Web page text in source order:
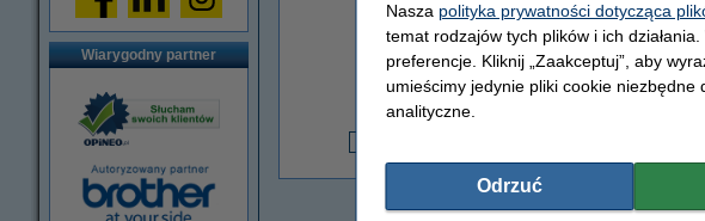
Wiarygodny partner
Rodzaj:
Ilość:
Za rolkę
7,18 zł
Zamów na wtorek
Nasza polityka prywatności dotycząca
temat rodzajów tych plików i ich
preferencje. Kliknij „Zaakceptuj”, aby
umieścimy jedynie pliki cookie niezbędne
analityczne.
Odrzuć